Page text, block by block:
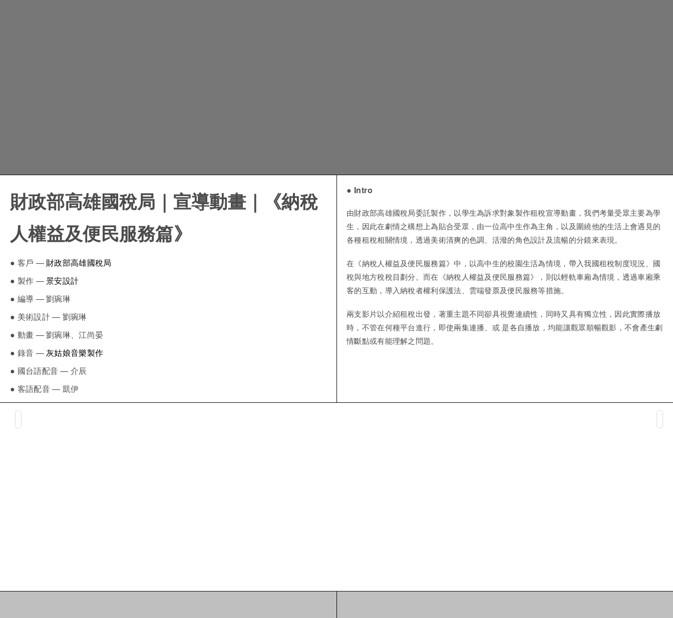
財政部高雄國稅局｜宣導動畫｜《納稅
人權益及便民服務篇》
● 客戶 — 財政部高雄國稅局
● 製作 —景安設計
● 編導 — 劉琬琳
● 美術設計 — 劉琬琳
● 動畫 — 劉琬琳、江尚晏
● 錄音 —灰姑娘音樂製作
● 國台語配音 — 介辰
● 客語配音 — 凱伊
● Intro
由財政部高雄國稅局委託製作，以學生為訴求對象製作租稅宣導動畫，我們考量受眾主要為學
生，因此在劇情之構想上為貼合受眾，由一位高中生作為主角，以及圍繞他的生活上會遇見的
各種租稅相關情境，透過美術清爽的色調、活潑的角色設計及流暢的分鏡來表現。
在《納稅人權益及便民服務篇》中，以高中生的校園生活為情境，帶入我國租稅制度現況、國
稅與地方稅稅目劃分。而在《納稅人權益及便民服務篇》，則以輕軌車廂為情境，透過車廂乘
客的互動，導入納稅者權利保護法、雲端發票及便民服務等措施。
兩支影片以介紹租稅出發，著重主題不同卻具視覺連續性，同時又具有獨立性，因此實際播放
時，不管在何種平台進行，即使兩集連播、或 是各自播放，均能讓觀眾順暢觀影，不會產生劇
情斷點或有能理解之問題。